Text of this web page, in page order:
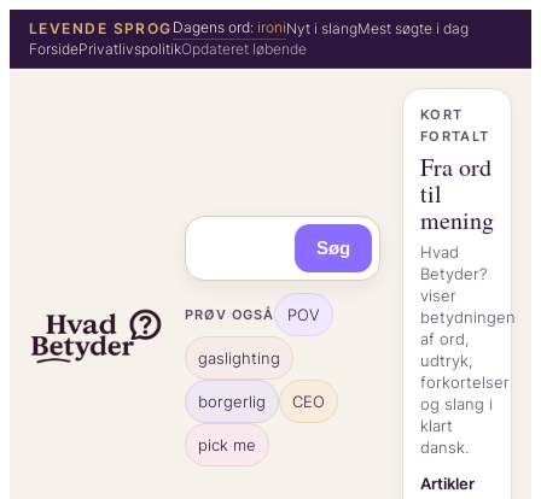
Spring
LEVENDE SPROG Dagens ord: ironiNyt i slangMest søgte i dag
ForsidePrivatlivspolitikOpdateret løbende
Søg
PRØV OGSÅ POV
gaslighting
borgerlig CEO
pick me
KORT
FORTALT
Fra ord
til
mening
Hvad
Betyder?
viser
betydningen
af ord,
udtryk,
forkortelser
og slang i
klart
dansk.
Artikler